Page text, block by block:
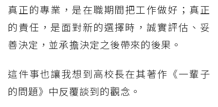
真正的專業，是在職期間把工作做好；真正
的責任，是面對新的選擇時，誠實評估、妥
善決定，並承擔決定之後帶來的後果。
這件事也讓我想到高校長在其著作《一輩子
的問題》中反覆談到的觀念。